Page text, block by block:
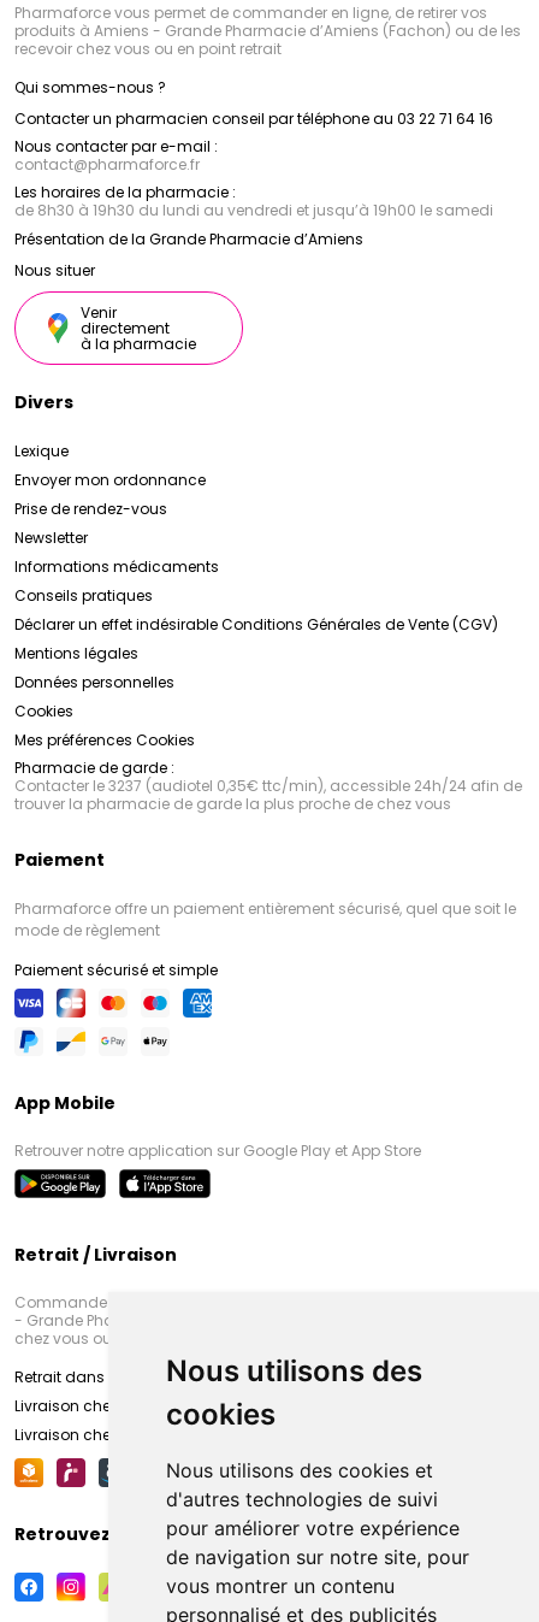
Nous utilisons des
cookies
Nous utilisons des cookies et
d'autres technologies de suivi
pour améliorer votre expérience
de navigation sur notre site, pour
vous montrer un contenu
personnalisé et des publicités
Pharmaforce vous permet de commander en ligne, de retirer vos
produits à Amiens - Grande Pharmacie d’Amiens (Fachon) ou de les
recevoir chez vous ou en point retrait
Qui sommes-nous ?
Contacter un pharmacien conseil par téléphone au 03 22 71 64 16
Nous contacter par e-mail :
contact@pharmaforce.fr
Les horaires de la pharmacie :
de 8h30 à 19h30 du lundi au vendredi et jusqu’à 19h00 le samedi
Présentation de la Grande Pharmacie d’Amiens
Nous situer
Venir
directement
à la pharmacie
Divers
Lexique
Envoyer mon ordonnance
Prise de rendez-vous
Newsletter
Informations médicaments
Conseils pratiques
Déclarer un effet indésirableConditions Générales de Vente (CGV)
Mentions légales
Données personnelles
Cookies
Mes préférences Cookies
Pharmacie de garde :
Contacter le 3237 (audiotel 0,35€ ttc/min), accessible 24h/24 afin de
trouver la pharmacie de garde la plus proche de chez vous
Paiement
Pharmaforce offre un paiement entièrement sécurisé, quel que soit le
mode de règlement
Paiement sécurisé et simple
App Mobile
Retrouver notre application sur Google Play et App Store
Retrait / Livraison
Commandez en ligne et venez chercher votre commande à Amiens
- Grande Pharmacie d’Amiens (Fachon) ou recevez-là rapidement
chez vous ou en point retrait
Retrait dans la pharmacie d’Amiens
Livraison chez vous
Livraison chez votre commerçant
Retrouvez-nous sur vos réseaux sociaux